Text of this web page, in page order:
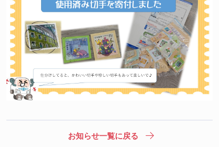
お知らせ一覧に戻る